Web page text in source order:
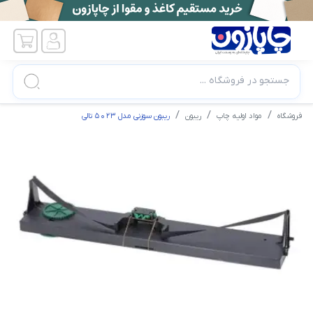
جستجو در فروشگاه ...
فروشگاه مواد اولیه چاپ ریبون ریبون سوزنی مدل 5023 تالی